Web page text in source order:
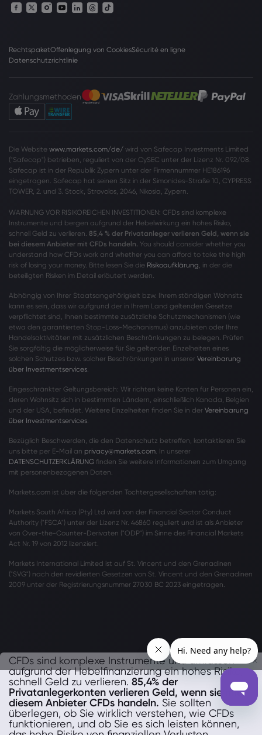
CFDs sind komplexe Instrumente und umfassen
aufgrund der Hebelfinanzierung ein hohes Risiko,
schnell Geld zu verlieren. 85,4% der
Privatanlegerkonten verlieren Geld, wenn sie mit
diesem Anbieter CFDs handeln. Sie sollten
überlegen, ob Sie wirklich verstehen, wie CFDs
funktionieren, und ob Sie es sich leisten können,
RechtspaketOffenlegung von CookiesSécurité en ligne
Datenschutzrichtlinie
Zahlungsmethoden
Die Website www.markets.com/de/ wird von Safecap Investments Limited
("Safecap") betrieben, reguliert von der CySEC unter der Lizenz Nr. 092/08.
Safecap ist in der Republik Zypern unter der Firmennummer HE186196
eingetragen. Safecap hat seinen Sitz in der Simonides-Straße 10, CYPRESS
TOWER, 2. und 3. Stock, Strovolos, 2046, Nikosia, Zypern.
WARNUNG VOR RISIKOREICHEN INVESTITIONEN: CFDs sind komplexe
Instrumente und bergen aufgrund der Hebelwirkung ein hohes Risiko,
schnell Geld zu verlieren. 85,4 % der Privatanleger verlieren Geld, wenn sie
bei diesem Anbieter mit CFDs handeln. You should consider whether you
understand how CFDs work and whether you can afford to take the high
risk of losing your money. Bitte lesen Sie die Risikoaufklärung, in der die
beteiligten Risiken im Detail erläutert werden.
Abhängig von Ihrer Staatsangehörigkeit bzw. Ihrem ständigen Wohnsitz
kann es sein, dass wir aufgrund der in Ihrem Land geltenden Gesetze
verpflichtet sind, Ihnen bestimmte zusätzliche Schutzmechanismen (wie
etwa den garantierten Stop-Loss-Mechanismus) anzubieten oder Ihre
Handelsaktivitäten mit zusätzlichen Beschränkungen zu belegen. Prüfen
Sie sorgfältig die möglicherweise für Sie geltenden Einzelheiten eines
solchen Schutzes bzw. solcher Beschränkungen in unserer Vereinbarung
über Investmentservices.
Eingeschränkter Geltungsbereich: Wir richten keine Konten für Personen ein,
deren Wohnsitz sich in bestimmten Ländern, einschließlich Kanada, Belgien
und der USA, befindet. Weitere Einzelheiten finden Sie in der Vereinbarung
über Investmentservices.
Bezüglich Beschwerden, die den Datenschutz betreffen, kontaktieren Sie
uns bitte per E-Mail an privacy@markets.com. In unserer
DATENSCHUTZERKLÄRUNG finden Sie weitere Informationen zum Umgang
mit personenbezogenen Daten.
Markets.com ist über die folgenden Tochtergesellschaften tätig:
Markets South Africa (Pty) Ltd wird von der Financial Sector Conduct
Authority ("FSCA") unter der Lizenz Nr. 46860 reguliert und ist als Anbieter
von Over-the-Counter-Derivaten ("ODP") im Sinne des Financial Markets
Act Nr. 19 von 2012 lizenziert.
Markets International Limited ist auf St. Vincent und den Grenadinen
("SVG") nach den revidierten Gesetzen von St. Vincent und den Grenadinen
2009 unter der Registrierungsnummer 27030 BC 2023 eingetragen.